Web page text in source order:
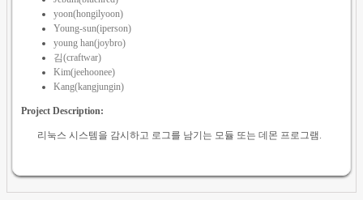
yoon(hongilyoon)
Young-sun(iperson)
young han(joybro)
김(craftwar)
Kim(jeehoonee)
Kang(kangjungin)
Project Description:
리눅스 시스템을 감시하고 로그를 남기는 모듈 또는 데몬 프로그램.